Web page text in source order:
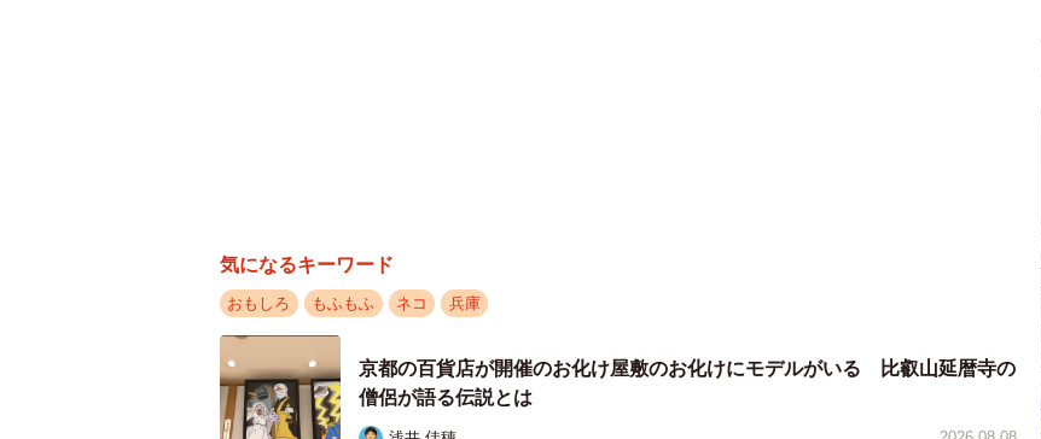
気になるキーワード
おもしろ もふもふ ネコ 兵庫
京都の百貨店が開催のお化け屋敷のお化けにモデルがいる 比叡山延暦寺の
僧侶が語る伝説とは